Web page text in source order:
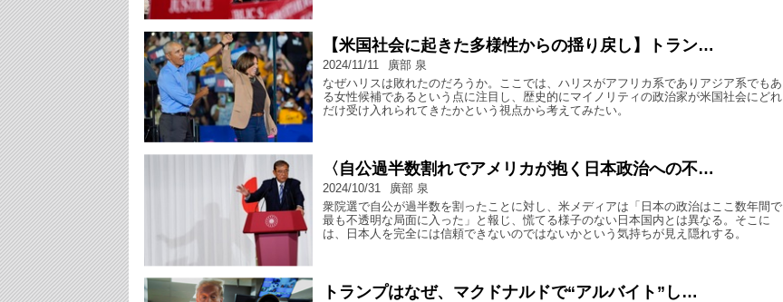
【米国社会に起きた多様性からの揺り戻し】トラン…
2024/11/11
廣部 泉
なぜハリスは敗れたのだろうか。ここでは、ハリスがアフリカ系でありアジア系でもあ
る女性候補であるという点に注目し、歴史的にマイノリティの政治家が米国社会にどれ
だけ受け入れられてきたかという視点から考えてみたい。
〈自公過半数割れでアメリカが抱く日本政治への不…
2024/10/31
廣部 泉
衆院選で自公が過半数を割ったことに対し、米メディアは「日本の政治はここ数年間で
最も不透明な局面に入った」と報じ、慌てる様子のない日本国内とは異なる。そこに
は、日本人を完全には信頼できないのではないかという気持ちが見え隠れする。
トランプはなぜ、マクドナルドで“アルバイト”し…